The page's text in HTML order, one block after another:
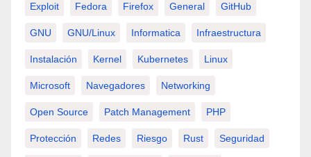
Exploit Fedora Firefox General GitHub
GNU GNU/Linux Informatica Infraestructura
Instalación Kernel Kubernetes Linux
Microsoft Navegadores Networking
Open Source Patch Management PHP
Protección Redes Riesgo Rust Seguridad